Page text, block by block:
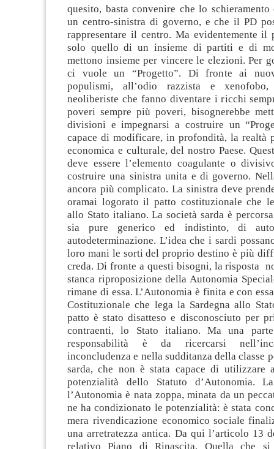
quesito, basta convenire che lo
un centro-sinistra di governo, e che il PD
rappresentare il centro. Ma evidentemente il
solo quello di un insieme di partiti e di
mettono insieme per vincere le elezioni. Per
ci vuole un “Progetto”. Di fronte ai
populismi, all’odio razzista e
neoliberiste che fanno diventare i ricchi
poveri sempre più poveri, bisognerebbe
divisioni e impegnarsi a costruire un
capace di modificare, in profondità, la realtà
economica e culturale, del nostro Paese.
deve essere l’elemento coagulante o
costruire una sinistra unita e di governo.
ancora più complicato. La sinistra deve
oramai logorato il patto costituzionale che
allo Stato italiano. La società sarda è
sia pure generico ed indistinto, di
autodeterminazione. L’idea che i sardi
loro mani le sorti del proprio destino è più
creda. Di fronte a questi bisogni, la risposta
stanca riproposizione della Autonomia
rimane di essa. L’Autonomia è finita e con
Costituzionale che lega la Sardegna allo
patto è stato disatteso e disconosciuto per
contraenti, lo Stato italiano. Ma una
responsabilità è da ricercarsi
inconcludenza e nella sudditanza della classe
sarda, che non è stata capace di utilizzare
potenzialità dello Statuto d’Autonomia.
l’Autonomia è nata zoppa, minata da un
ne ha condizionato le potenzialità: è stata
mera rivendicazione economico sociale
una arretratezza antica. Da qui l’articolo 13
relativo Piano di Rinascita. Quella che